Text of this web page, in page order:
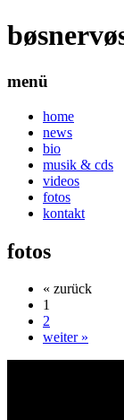
menü
home
news
bio
musik & cds
videos
fotos
kontakt
fotos
« zurück
1
2
weiter »